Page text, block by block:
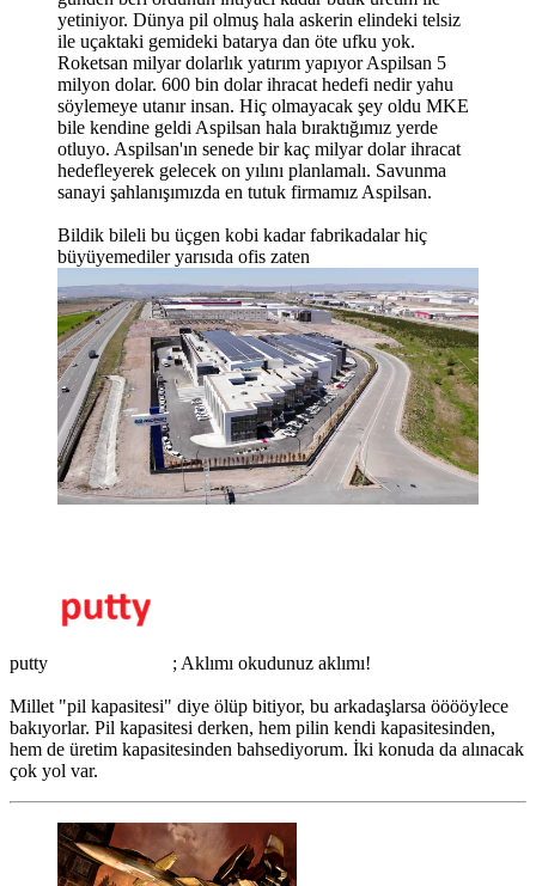
yetiniyor. Dünya pil olmuş hala askerin elindeki telsiz
ile uçaktaki gemideki batarya dan öte ufku yok.
Roketsan milyar dolarlık yatırım yapıyor Aspilsan 5
milyon dolar. 600 bin dolar ihracat hedefi nedir yahu
söylemeye utanır insan. Hiç olmayacak şey oldu MKE
bile kendine geldi Aspilsan hala bıraktığımız yerde
otluyo. Aspilsan'ın senede bir kaç milyar dolar ihracat
hedefleyerek gelecek on yılını planlamalı. Savunma
sanayi şahlanışımızda en tutuk firmamız Aspilsan.
Bildik bileli bu üçgen kobi kadar fabrikadalar hiç
büyüyemediler yarısıda ofis zaten
putty ; Aklımı okudunuz aklımı!
Millet "pil kapasitesi" diye ölüp bitiyor, bu arkadaşlarsa ööööylece
bakıyorlar. Pil kapasitesi derken, hem pilin kendi kapasitesinden,
hem de üretim kapasitesinden bahsediyorum. İki konuda da alınacak
çok yol var.